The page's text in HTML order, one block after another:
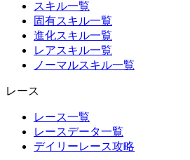
スキル一覧
固有スキル一覧
進化スキル一覧
レアスキル一覧
ノーマルスキル一覧
レース
レース一覧
レースデータ一覧
デイリーレース攻略